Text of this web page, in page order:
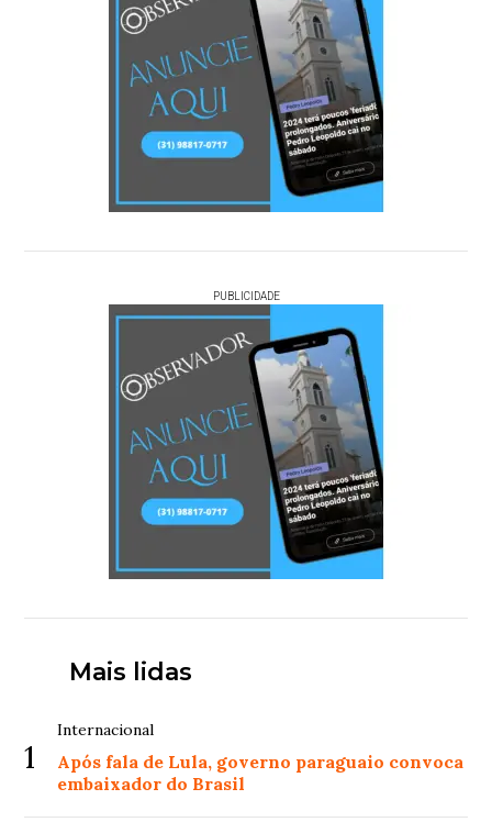
PUBLICIDADE
Mais lidas
1
Internacional
Após fala de Lula, governo paraguaio convoca
embaixador do Brasil